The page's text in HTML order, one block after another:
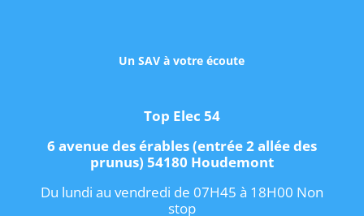
Un SAV à votre écoute
Top Elec 54
6 avenue des érables (entrée 2 allée des
prunus) 54180 Houdemont
Du lundi au vendredi de 07H45 à 18H00 Non
stop